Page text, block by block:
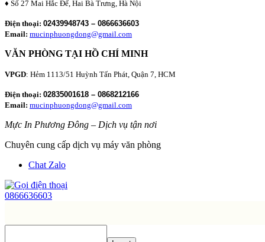
♦ Số 27 Mai Hắc Đế, Hai Bà Trưng, Hà Nội
Điện thoại: 02439948743 – 0866636603
Email: mucinphuongdong@gmail.com
VĂN PHÒNG TẠI HỒ CHÍ MINH
VPGD: Hẻm 1113/51 Huỳnh Tấn Phát, Quận 7, HCM
Điện thoại: 02835001618 – 0868212166
Email: mucinphuongdong@gmail.com
Mực In Phương Đông – Dịch vụ tận nơi
Chuyên cung cấp dịch vụ máy văn phòng
Chat Zalo
0866636603